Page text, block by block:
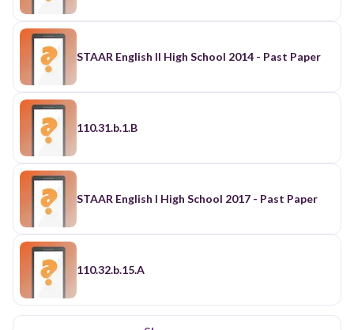
STAAR English II High School 2014 - Past Paper
110.31.b.1.B
STAAR English I High School 2017 - Past Paper
110.32.b.15.A